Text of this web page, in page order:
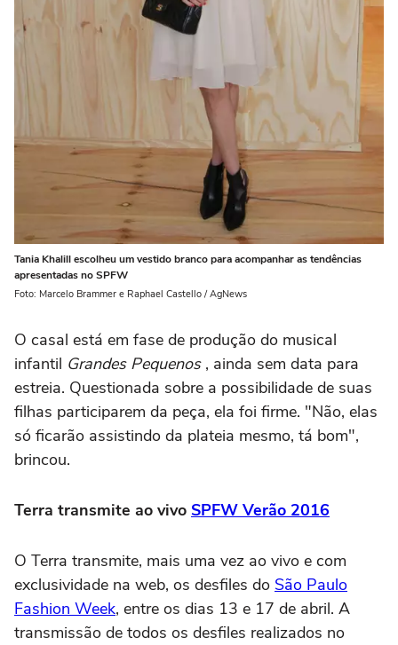
Tania Khalill escolheu um vestido branco para acompanhar as tendências
apresentadas no SPFW
Foto: Marcelo Brammer e Raphael Castello / AgNews
O casal está em fase de produção do musical
infantil Grandes Pequenos , ainda sem data para
estreia. Questionada sobre a possibilidade de suas
filhas participarem da peça, ela foi firme. "Não, elas
só ficarão assistindo da plateia mesmo, tá bom",
brincou.
Terra transmite ao vivo SPFW Verão 2016
O Terra transmite, mais uma vez ao vivo e com
exclusividade na web, os desfiles do São Paulo
Fashion Week, entre os dias 13 e 17 de abril. A
transmissão de todos os desfiles realizados no